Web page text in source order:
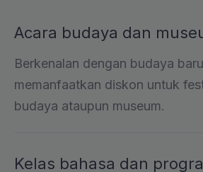
Acara budaya dan
Berkenalan dengan budaya
memanfaatkan diskon untuk
budaya ataupun museum.
Kelas bahasa dan